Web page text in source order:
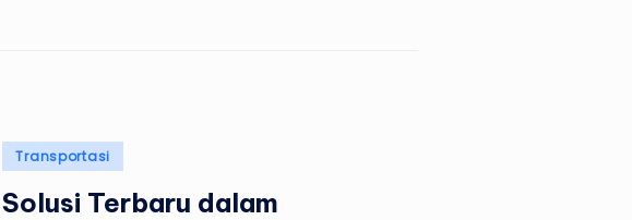
Posted
Transportasi
Solusi Terbaru dalam